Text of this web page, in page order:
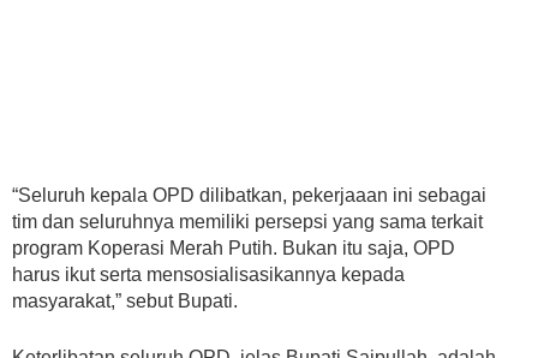
“Seluruh kepala OPD dilibatkan, pekerjaaan ini sebagai
tim dan seluruhnya memiliki persepsi yang sama terkait
program Koperasi Merah Putih. Bukan itu saja, OPD
harus ikut serta mensosialisasikannya kepada
masyarakat,” sebut Bupati.